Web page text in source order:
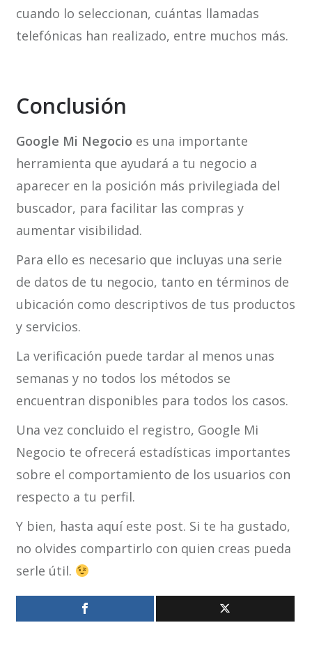
cuando lo seleccionan, cuántas llamadas
telefónicas han realizado, entre muchos más.
Conclusión
Google Mi Negocio es una importante
herramienta que ayudará a tu negocio a
aparecer en la posición más privilegiada del
buscador, para facilitar las compras y
aumentar visibilidad.
Para ello es necesario que incluyas una serie
de datos de tu negocio, tanto en términos de
ubicación como descriptivos de tus productos
y servicios.
La verificación puede tardar al menos unas
semanas y no todos los métodos se
encuentran disponibles para todos los casos.
Una vez concluido el registro, Google Mi
Negocio te ofrecerá estadísticas importantes
sobre el comportamiento de los usuarios con
respecto a tu perfil.
Y bien, hasta aquí este post. Si te ha gustado,
no olvides compartirlo con quien creas pueda
serle útil.